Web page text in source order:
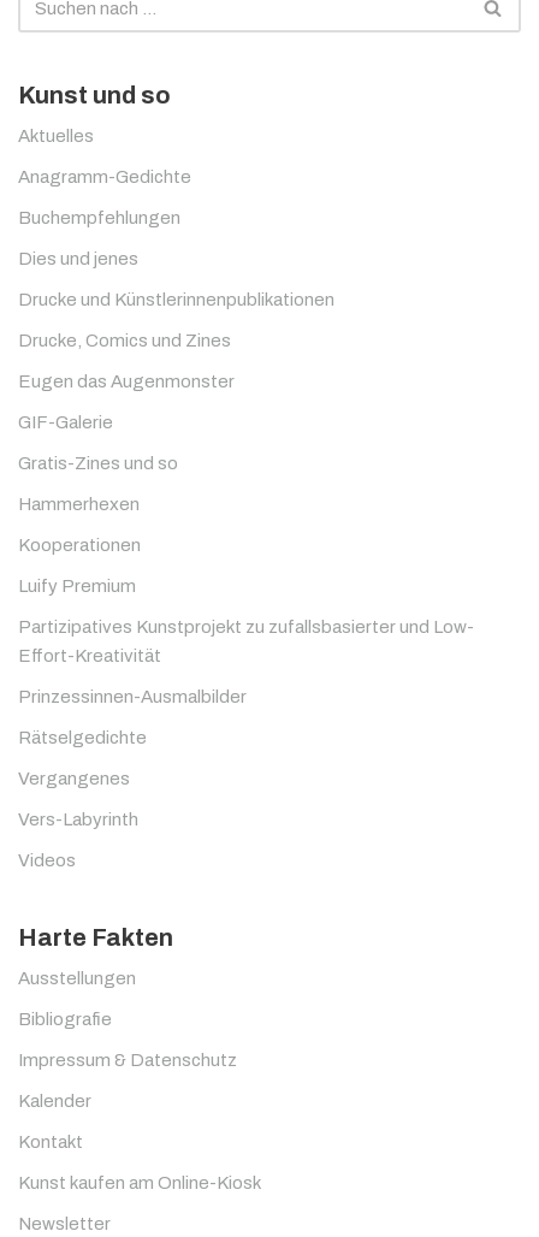
Kunst und so
Aktuelles
Anagramm-Gedichte
Buchempfehlungen
Dies und jenes
Drucke und Künstlerinnenpublikationen
Drucke, Comics und Zines
Eugen das Augenmonster
GIF-Galerie
Gratis-Zines und so
Hammerhexen
Kooperationen
Luify Premium
Partizipatives Kunstprojekt zu zufallsbasierter und Low-
Effort-Kreativität
Prinzessinnen-Ausmalbilder
Rätselgedichte
Vergangenes
Vers-Labyrinth
Videos
Harte Fakten
Ausstellungen
Bibliografie
Impressum & Datenschutz
Kalender
Kontakt
Kunst kaufen am Online-Kiosk
Newsletter